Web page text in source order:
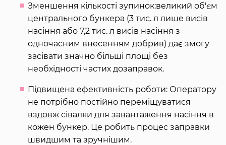
Зменшення кількості зупинок:великий об'єм
центрального бункера (3 тис. л лише висів
насіння або 7,2 тис. л висів насіння з
одночасним внесенням добрив) дає змогу
засівати значно більші площі без
необхідності частих дозаправок.
Підвищена ефективність роботи: Оператору
не потрібно постійно переміщуватися
вздовж сівалки для завантаження насіння в
кожен бункер. Це робить процес заправки
швидшим та зручнішим.